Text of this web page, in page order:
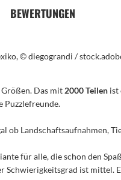
© diegograndi /
BEWERTUNGEN
Das mit 2000 Teilen ist
Puzzlefreunde.
ob Landschaftsaufnahmen,
für alle, die schon den
Schwierigkeitsgrad ist mittel.